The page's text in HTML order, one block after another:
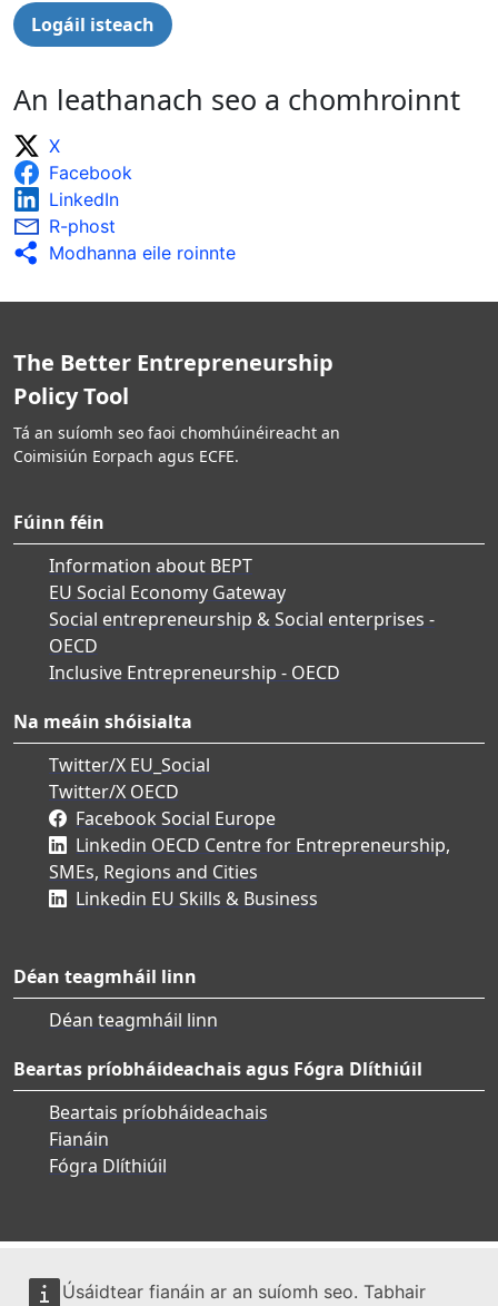
Úsáidtear fianáin ar an suíomh seo. Tabhair
An leathanach seo a chomhroinnt
X
Facebook
LinkedIn
R-phost
Modhanna eile roinnte
The Better Entrepreneurship
Policy Tool
Tá an suíomh seo faoi chomhúinéireacht an
Coimisiún Eorpach agus ECFE.
Fúinn féin
Information about BEPT
EU Social Economy Gateway
Social entrepreneurship & Social enterprises -
OECD
Inclusive Entrepreneurship - OECD
Na meáin shóisialta
Twitter/X EU_Social
Twitter/X OECD
Facebook Social Europe
Linkedin OECD Centre for Entrepreneurship,
SMEs, Regions and Cities
Linkedin EU Skills & Business
Déan teagmháil linn
Déan teagmháil linn
Beartas príobháideachais agus Fógra Dlíthiúil
Beartais príobháideachais
Fianáin
Fógra Dlíthiúil